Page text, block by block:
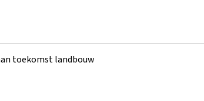
toekomst landbouw